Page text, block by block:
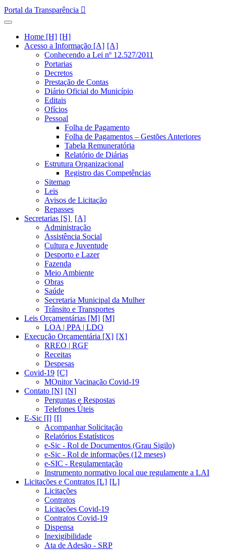
Portal da Transparência
Home [H]
Acesso a Informação [A]
Conhecendo a Lei nº 12.527/2011
Portarias
Decretos
Prestação de Contas
Diário Oficial do Município
Editais
Ofícios
Pessoal
Folha de Pagamento
Folha de Pagamentos – Gestões Anteriores
Tabela Remuneratória
Relatório de Diárias
Estrutura Organizacional
Registro das Competências
Sitemap
Leis
Avisos de Licitação
Repasses
Secretarias [S]
Administração
Assistência Social
Cultura e Juventude
Desporto e Lazer
Fazenda
Meio Ambiente
Obras
Saúde
Secretaria Municipal da Mulher
Trânsito e Transportes
Leis Orçamentárias [M]
LOA | PPA | LDO
Execução Orçamentária [X]
RREO | RGF
Receitas
Despesas
Covid-19
MOnitor Vacinação Covid-19
Contato [N]
Perguntas e Respostas
Telefones Úteis
E-Sic [I]
Acompanhar Solicitação
Relatórios Estatísticos
e-Sic - Rol de Documentos (Grau Sigilo)
e-Sic - Rol de informações (12 meses)
e-SIC - Regulamentação
Instrumento normativo local que regulamente a LAI
Licitações e Contratos [L]
Licitações
Contratos
Licitações Covid-19
Contratos Covid-19
Dispensa
Inexigibilidade
Ata de Adesão - SRP